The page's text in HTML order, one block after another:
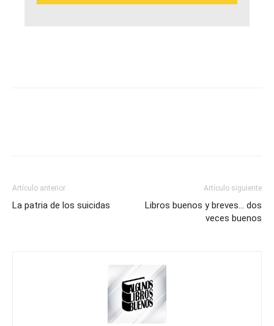
Artículo anterior
La patria de los suicidas
Artículo siguiente
Libros buenos y breves… dos
veces buenos